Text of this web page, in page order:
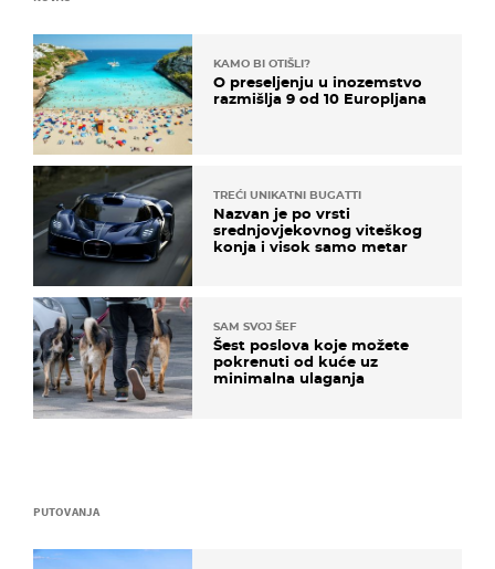
PUTOVANJA
KAMO BI OTIŠLI?
O preseljenju u inozemstvo
razmišlja 9 od 10 Europljana
TREĆI UNIKATNI BUGATTI
Nazvan je po vrsti
srednjovjekovnog viteškog
konja i visok samo metar
SAM SVOJ ŠEF
Šest poslova koje možete
pokrenuti od kuće uz
minimalna ulaganja